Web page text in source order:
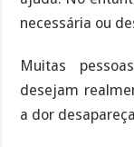
necessária ou
Muitas
desejam
a dor